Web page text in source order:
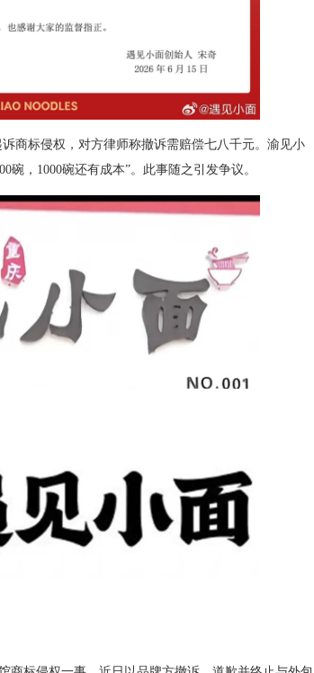
商标侵权，对方律师称撤诉需赔偿七八千元。渝见小
碗，1000碗还有成本”。此事随之引发争议。